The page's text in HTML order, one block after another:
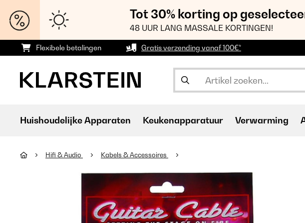
Tot 30% korting op
48 UUR LANG MASSALE KORTINGEN!
Flexibele betalingen Gratis verzending vanaf 100€*
Huishoudelijke Apparaten Keukenapparatuur Verwarming
Hifi & Audio Kabels & Accessoires